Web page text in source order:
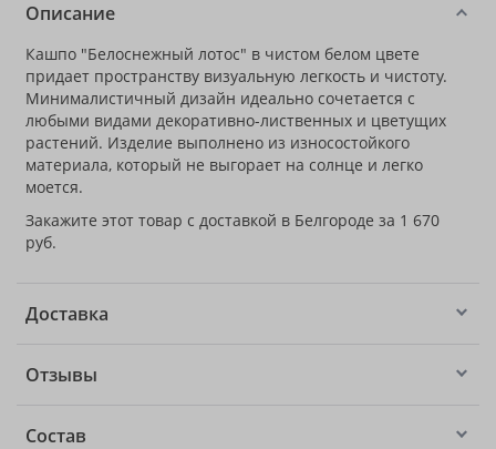
Описание
Кашпо "Белоснежный лотос" в чистом белом цвете
придает пространству визуальную легкость и чистоту.
Минималистичный дизайн идеально сочетается с
любыми видами декоративно-лиственных и цветущих
растений. Изделие выполнено из износостойкого
материала, который не выгорает на солнце и легко
моется.
Закажите этот товар с доставкой в Белгороде за 1 670
руб.
Доставка
Отзывы
Состав